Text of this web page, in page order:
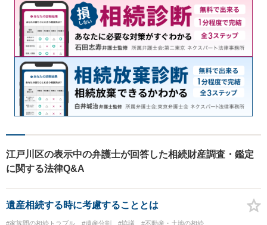
江戸川区の表示中の弁護士が回答した相続財産調査・鑑定
に関する法律Q&A
遺産相続する時に考慮することとは
#家族間の相続トラブル #遺産分割 #協議 #不動産・土地の相続